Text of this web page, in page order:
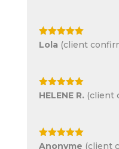
Note 5sur
Lola (client
Note5sur
HELENE R. (client
Note5sur
Anonyme (client